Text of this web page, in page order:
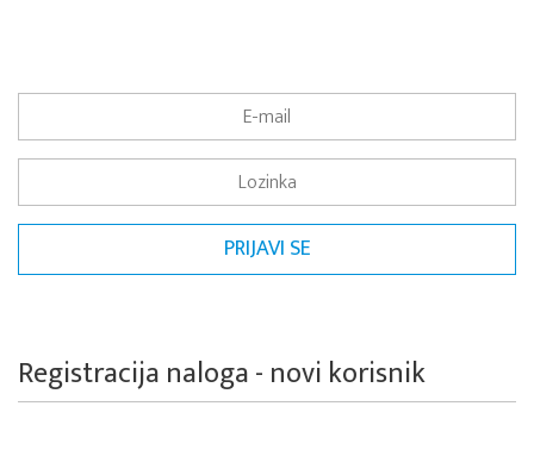
Registracija naloga - novi korisnik